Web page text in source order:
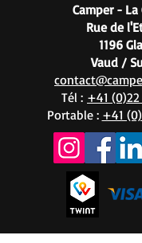
Camper - La
Rue de
1196
Vaud /
Tél : +41 (0)22
Portable : +41